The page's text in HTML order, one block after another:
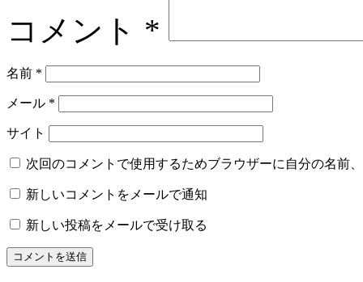
コメント *
名前 *
メール *
サイト
次回のコメントで使用するためブラウザーに自分の名前
新しいコメントをメールで通知
新しい投稿をメールで受け取る